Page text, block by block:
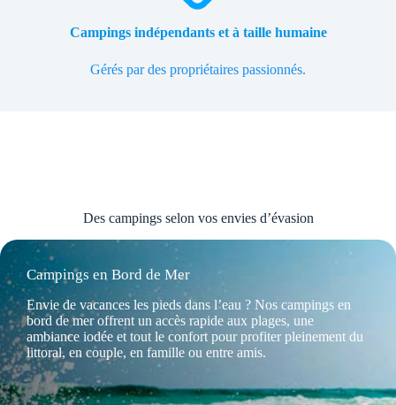
Campings indépendants et à taille humaine
Gérés par des propriétaires passionnés.
Des campings selon vos envies d’évasion
Campings en Bord de Mer
Envie de vacances les pieds dans l’eau ? Nos campings en
bord de mer offrent un accès rapide aux plages, une
ambiance iodée et tout le confort pour profiter pleinement du
littoral, en couple, en famille ou entre amis.